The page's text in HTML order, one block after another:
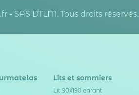
- SAS DTLM. Tous droits réservés.
Lits et sommiers
Lit 90x190 enfant